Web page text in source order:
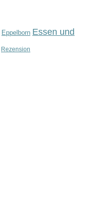
Eppelborn Essen und
Rezension